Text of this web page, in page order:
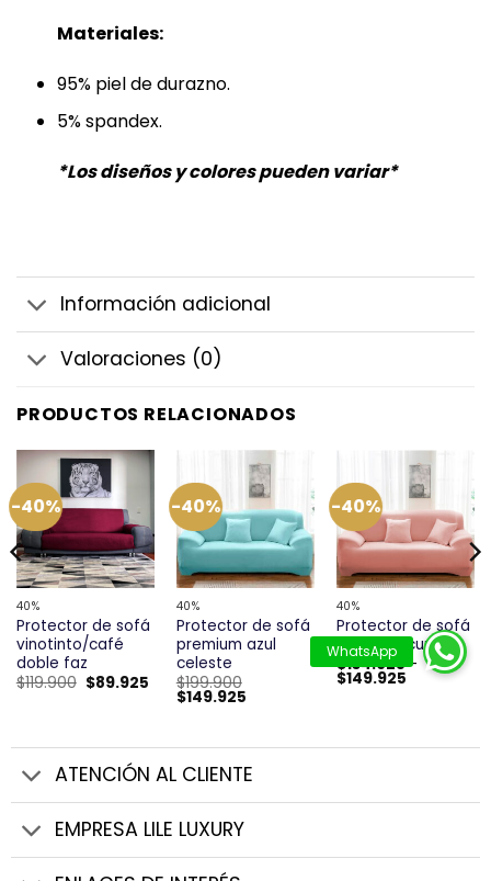
Materiales:
95% piel de durazno.
5% spandex.
*Los diseños y colores pueden variar*
Información adicional
Valoraciones (0)
PRODUCTOS RELACIONADOS
-40%
40%
Protector de sofá
vinotinto/café
doble faz
$119.900 El
precio
$89.925El
precio
actual
-40%
40%
Protector de sofá
premium azul
celeste
$199.900
El
precio
$199.900.
$149.925El
$149.925.
-40%
40%
Protector de sofá
premium curuba
$134.925 -
$149.925Rango
hasta
ATENCIÓN AL CLIENTE
EMPRESA LILE LUXURY